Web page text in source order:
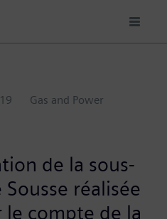
Gas and Power
de la sous-
réalisée
le compte de la